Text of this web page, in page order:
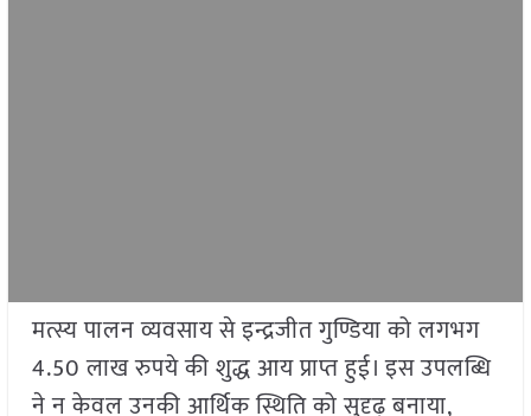
मत्स्य पालन व्यवसाय से इन्द्रजीत गुण्डिया को लगभग
4.50 लाख रुपये की शुद्ध आय प्राप्त हुई। इस उपलब्धि
ने न केवल उनकी आर्थिक स्थिति को सुदृढ़ बनाया,